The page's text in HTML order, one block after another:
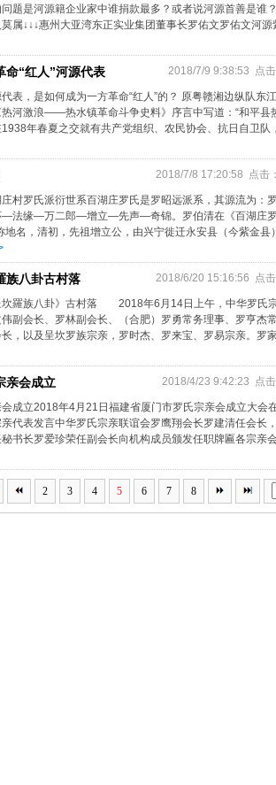
题是河源籍企业家中谁捐款最多？或者说河源首善是谁
属↓↓↓惠州大亚湾东正实业集团董事长罗佑文罗佑文河源
2018/7/9 9:38:53 点
命“红人”河源代表
表，是如何成为一方革命“红人”的？ 原粤赣湘边纵队东
河激浪——热水镇革命斗争史料》序言中写道：“和平县
年春夏之交就有共产党组织、农民协会、抗日自卫队
2018/7/8 17:20:58 点击
村罗氏派衍世系百湖庄罗氏是罗昭远派系，其源流为
缘—万二郎—增立—先声—奇锦。罗伯清在《百湖庄罗
地名，清初，先祖增立公，由兴宁徙迁永安县（今紫金县
2018/6/20 15:16:56 点
族八卦古村落
坎羅族八卦》古村落 2018年6月14日上午，中华罗氏
副会长、罗林副会长、（合肥）罗勇常务理事、罗亨杰
，以及呈坎罗族宗亲，罗时杰、罗来宝、罗易宗亲。罗
2018/4/23 9:42:23 点
亲会成立
成立2018年4月21日福建省厦门市罗氏宗亲会成立大会
代表发言中华罗氏宗亲联谊会罗鹰翔会长罗建清任会长
书长罗爱珍荣任副会长向机构成员颁发任职牌匾各宗亲
2 3 4 5 6 7 8